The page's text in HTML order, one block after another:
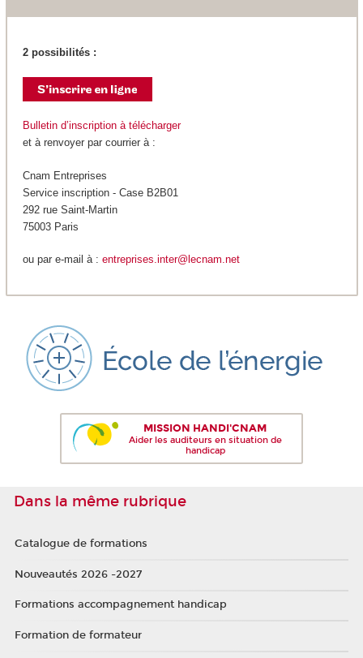
2 possibilités :
Bulletin d’inscription à télécharger
et à renvoyer par courrier à :
Cnam Entreprises
Service inscription - Case B2B01
292 rue Saint-Martin
75003 Paris
ou par e-mail à : entreprises.inter@lecnam.net
MISSION HANDI'CNAM
Aider les auditeurs en situation de
handicap
Dans la même rubrique
Catalogue de formations
Nouveautés 2026 -2027
Formations accompagnement handicap
Formation de formateur